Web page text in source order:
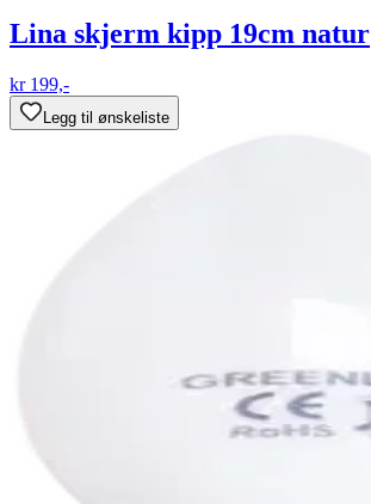
Lina skjerm kipp 19cm natur
kr 199,-
Legg til ønskeliste